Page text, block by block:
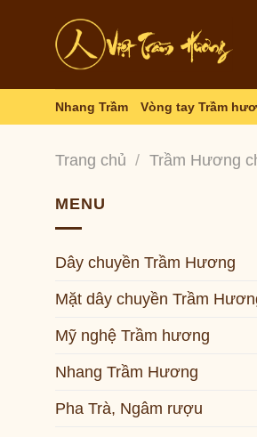
Nhang Trầm Vòng tay Trầm
Trang chủ / Trầm Hương
MENU
Dây chuyền Trầm Hương
Mặt dây chuyền Trầm
Mỹ nghệ Trầm hương
Nhang Trầm Hương
Pha Trà, Ngâm rượu